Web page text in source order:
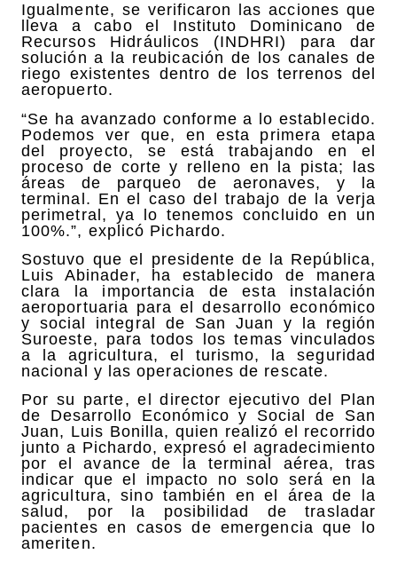
Igualmente, se verificaron las acciones que
lleva a cabo el Instituto Dominicano de
Recursos Hidráulicos (INDHRI) para dar
solución a la reubicación de los canales de
riego existentes dentro de los terrenos del
aeropuerto.
“Se ha avanzado conforme a lo establecido.
Podemos ver que, en esta primera etapa
del proyecto, se está trabajando en el
proceso de corte y relleno en la pista; las
áreas de parqueo de aeronaves, y la
terminal. En el caso del trabajo de la verja
perimetral, ya lo tenemos concluido en un
100%.”, explicó Pichardo.
Sostuvo que el presidente de la República,
Luis Abinader, ha establecido de manera
clara la importancia de esta instalación
aeroportuaria para el desarrollo económico
y social integral de San Juan y la región
Suroeste, para todos los temas vinculados
a la agricultura, el turismo, la seguridad
nacional y las operaciones de rescate.
Por su parte, el director ejecutivo del Plan
de Desarrollo Económico y Social de San
Juan, Luis Bonilla, quien realizó el recorrido
junto a Pichardo, expresó el agradecimiento
por el avance de la terminal aérea, tras
indicar que el impacto no solo será en la
agricultura, sino también en el área de la
salud, por la posibilidad de trasladar
pacientes en casos de emergencia que lo
ameriten.